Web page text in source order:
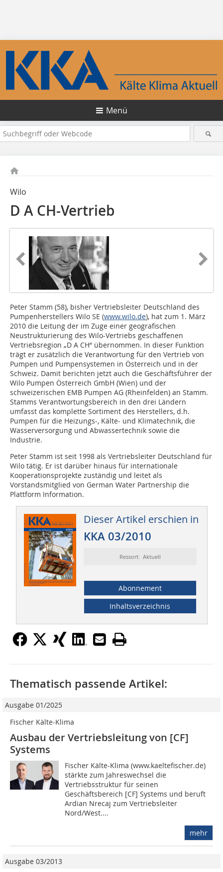
Menü
Wilo
D A CH-Vertrieb
Peter Stamm (58), bisher Vertriebsleiter Deutschland des
Pumpenherstellers Wilo SE (www.wilo.de), hat zum 1. März
2010 die Leitung der im Zuge einer geografischen
Neustrukturierung des Wilo-Vertriebs geschaffenen
Vertriebsregion „D A CH“ übernommen. In dieser Funktion
trägt er zusätzlich die Verantwortung für den Vertrieb von
Pumpen und Pumpensystemen in Österreich und in der
Schweiz. Damit berichten jetzt auch die Geschäftsführer der
Wilo Pumpen Österreich GmbH (Wien) und der
schweizerischen EMB Pumpen AG (Rheinfelden) an Stamm.
Stamms Verantwortungsbereich in den drei Ländern
umfasst das komplette Sortiment des Herstellers, d.h.
Pumpen für die Heizungs-, Kälte- und Klimatechnik, die
Wasserversorgung und Abwassertechnik sowie die
Industrie.
Peter Stamm ist seit 1998 als Vertriebsleiter Deutschland für
Wilo tätig. Er ist darüber hinaus für internationale
Kooperationsprojekte zuständig und leitet als
Vorstandsmitglied von German Water Partnership die
Plattform Information.
Dieser Artikel erschien in
KKA 03/2010
Ressort: Aktuell
Abonnement
Inhaltsverzeichnis
Thematisch passende Artikel:
Ausgabe 01/2025
Fischer Kälte-Klima
Ausbau der Vertriebs­leitung von [CF]
Systems
Fischer Kälte-Klima (www.kaeltefischer.de)
stärkte zum Jahreswechsel die
Vertriebsstruktur für seinen
Geschäftsbereich [CF] Systems und beruft
Ardian Nrecaj zum Vertriebsleiter
Nord/West....
mehr
Ausgabe 03/2013